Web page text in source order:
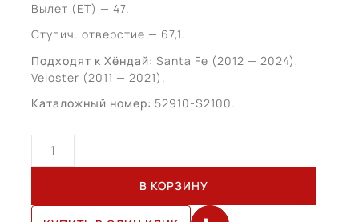
Вылет (ЕТ) — 47.
Ступич. отверстие — 67,1.
Подходят к Хёндай: Santa Fe (2012 — 2024),
Veloster (2011 — 2021).
Каталожный номер: 52910-S2100.
Количество
товара
Fe
В КОРЗИНУ